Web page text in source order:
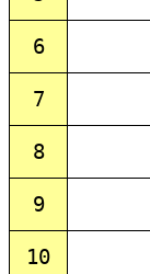
6
7
8
9
10